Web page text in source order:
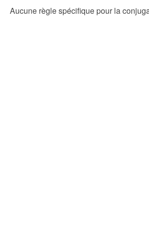
Aucune règle spécifique pour la